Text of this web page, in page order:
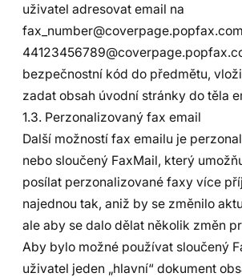
uživatel adresovat email na
bezpečnostní kód do předmětu,
zadat obsah úvodní stránky do těla
1.3. Perzonalizovaný fax email
Další možností fax emailu je
nebo sloučený FaxMail, který
posílat perzonalizované faxy více
najednou tak, aniž by se změnilo
ale aby se dalo dělat několik změn
Aby bylo možné používat sloučený
uživatel jeden „hlavní“ dokument